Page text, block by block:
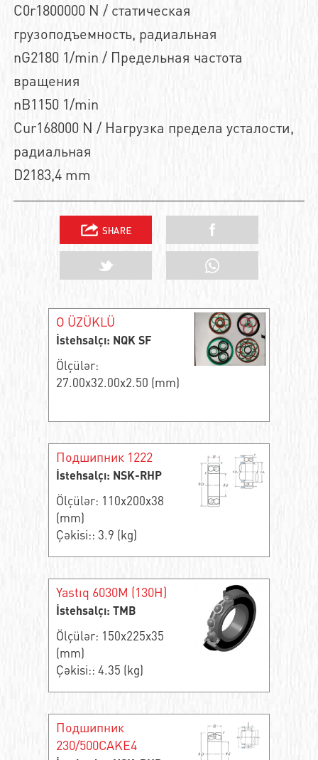
C0r1800000 N / статическая
грузоподъемность, радиальная
nG2180 1/min / Предельная частота
вращения
nB1150 1/min
Cur168000 N / Нагрузка предела усталости,
радиальная
D2183,4 mm
O ÜZÜKLÜ
İstehsalçı: NQK SF
Ölçülər:
27.00x32.00x2.50 (mm)
Подшипник 1222
İstehsalçı: NSK-RHP
Ölçülər: 110x200x38
(mm)
Çəkisi:: 3.9 (kg)
Yastıq 6030M (130H)
İstehsalçı: TMB
Ölçülər: 150x225x35
(mm)
Çəkisi:: 4.35 (kg)
Подшипник
230/500CAKE4